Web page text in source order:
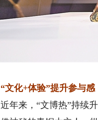
化+体验”提升参与感
来，“文博热”持续升